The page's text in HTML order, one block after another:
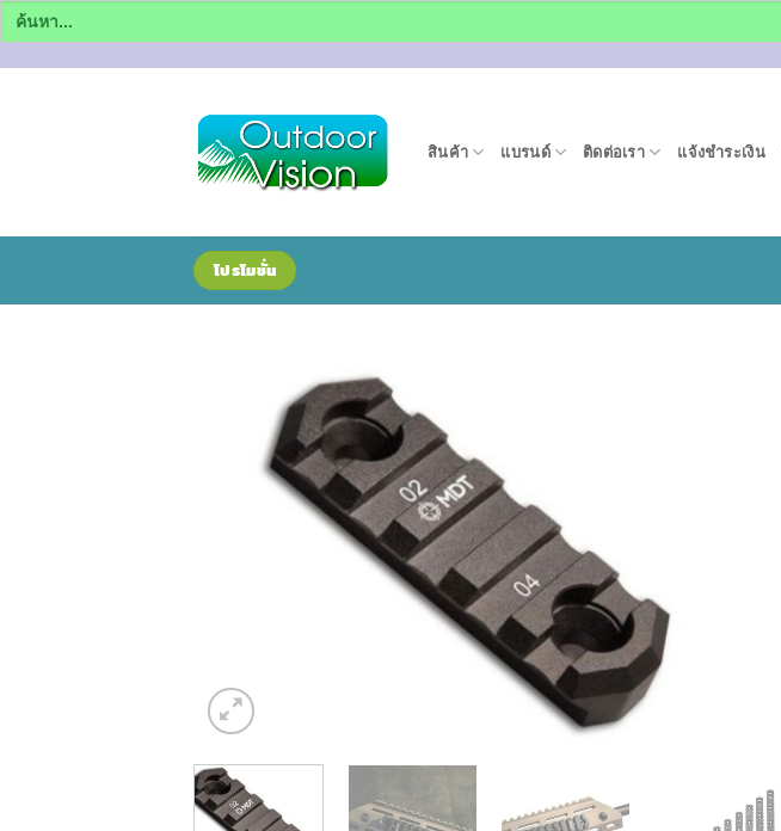
Search
for:
สินค้า แบรนด์ ติดต่อเรา แจ้งชำระเงิน
โปรโมชั่น